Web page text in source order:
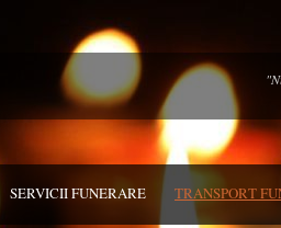
SERVICII FUNERARE TRANSPORT